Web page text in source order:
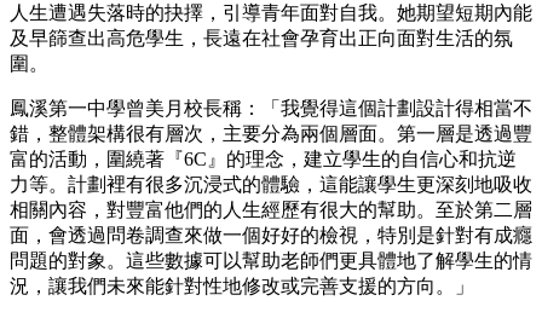
人生遭遇失落時的抉擇，引導青年面對自我。她期望短期內能
及早篩查出高危學生，長遠在社會孕育出正向面對生活的氛
圍。
鳳溪第一中學曾美月校長稱：「我覺得這個計劃設計得相當不
錯，整體架構很有層次，主要分為兩個層面。第一層是透過豐
富的活動，圍繞著『6C』的理念，建立學生的自信心和抗逆
力等。計劃裡有很多沉浸式的體驗，這能讓學生更深刻地吸收
相關內容，對豐富他們的人生經歷有很大的幫助。至於第二層
面，會透過問卷調查來做一個好好的檢視，特別是針對有成癮
問題的對象。這些數據可以幫助老師們更具體地了解學生的情
況，讓我們未來能針對性地修改或完善支援的方向。」